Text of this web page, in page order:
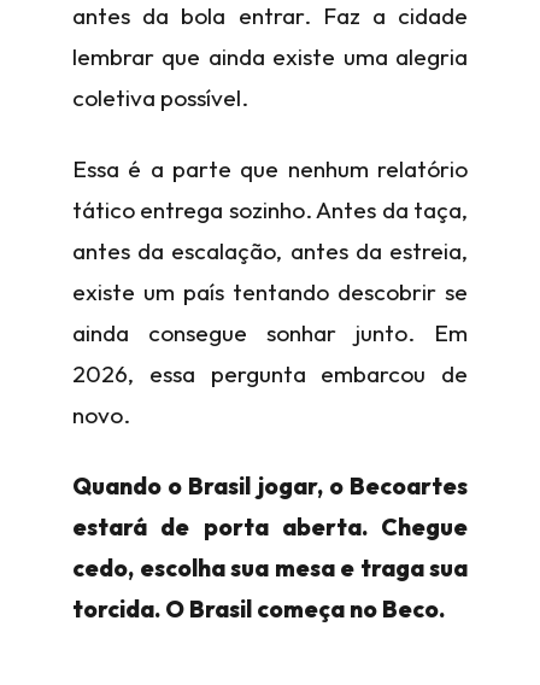
antes da bola entrar. Faz a cidade
lembrar que ainda existe uma alegria
coletiva possível.
Essa é a parte que nenhum relatório
tático entrega sozinho. Antes da taça,
antes da escalação, antes da estreia,
existe um país tentando descobrir se
ainda consegue sonhar junto. Em
2026, essa pergunta embarcou de
novo.
Quando o Brasil jogar, o Becoartes
estará de porta aberta. Chegue
cedo, escolha sua mesa e traga sua
torcida. O Brasil começa no Beco.